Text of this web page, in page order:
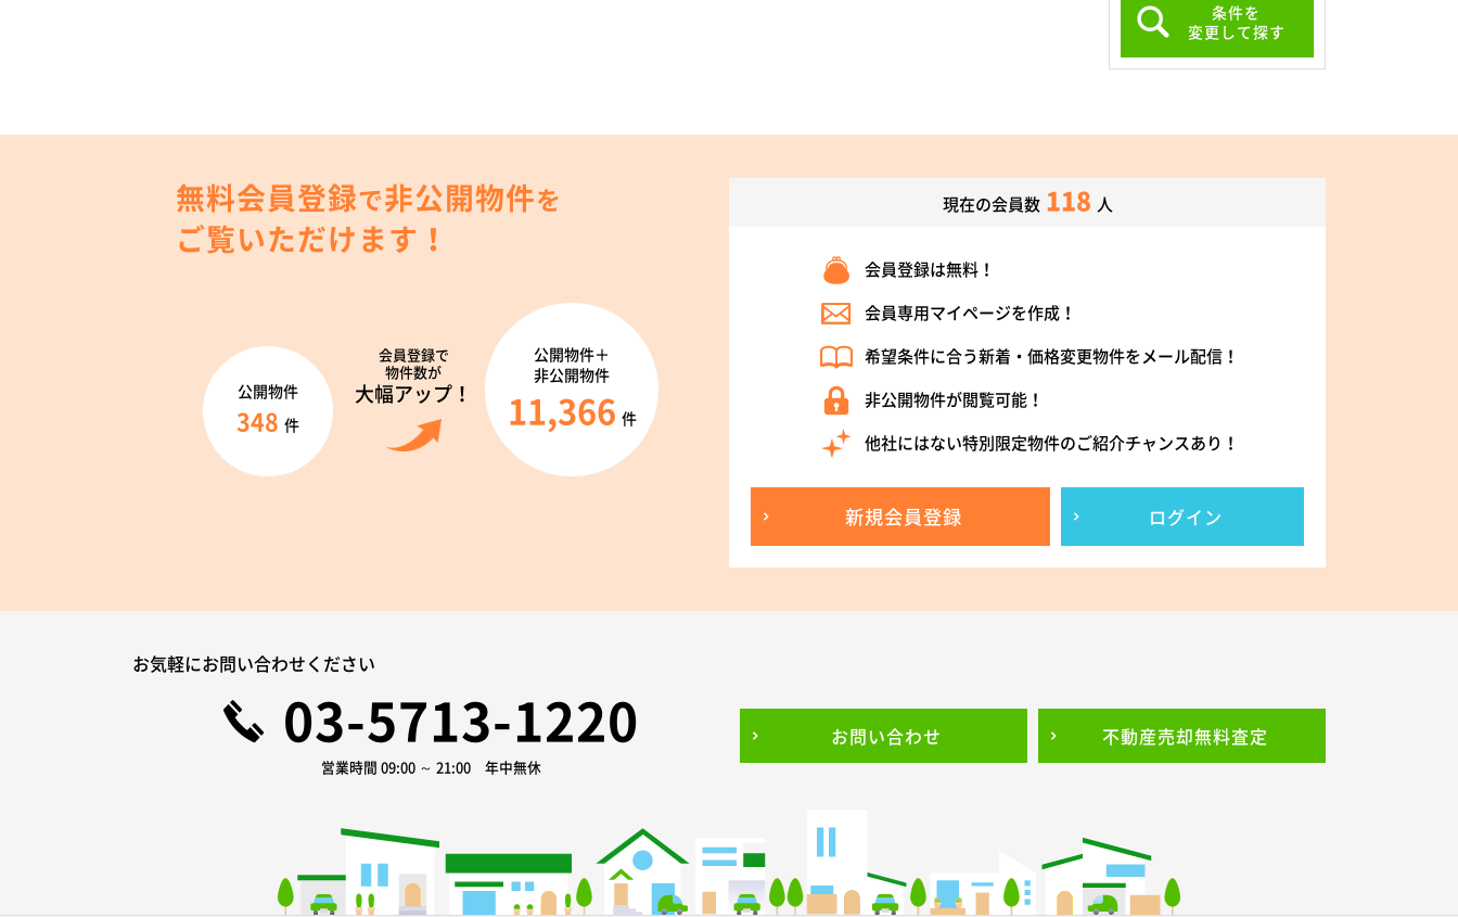
条件を
変更して探す
無料会員登録で非公開物件を
ご覧いただけます！
会員登録で
物件数が
大幅アップ！
公開物件
348 件
公開物件＋
非公開物件
11,366 件
現在の会員数 118 人
会員登録は無料！
会員専用マイページを作成！
希望条件に合う新着・価格変更物件をメール配信！
非公開物件が閲覧可能！
他社にはない特別限定物件のご紹介チャンスあり！
新規会員登録 ログイン
お気軽にお問い合わせください
03-5713-1220
営業時間 09:00 ～ 21:00 年中無休
お問い合わせ 不動産売却無料査定